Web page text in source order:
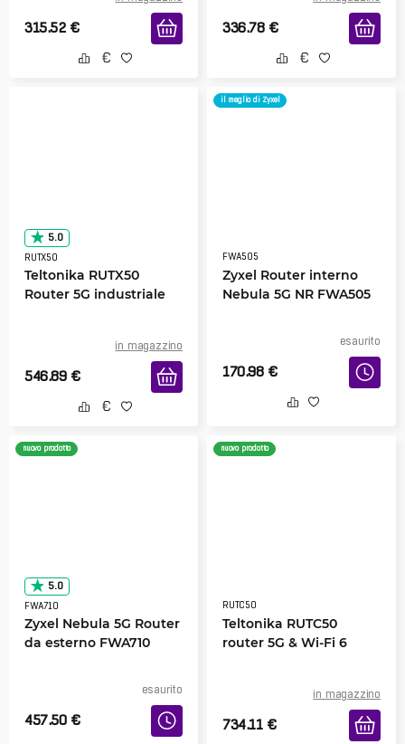
315.52 € 336.78 €
5.0
RUTX50
Teltonika RUTX50
Router 5G industriale
in magazzino
546.89 €
il meglio di Zyxel
FWA505
Zyxel Router interno
Nebula 5G NR FWA505
esaurito
170.98 €
nuovo prodotto
5.0
FWA710
Zyxel Nebula 5G Router
da esterno FWA710
esaurito
457.50 €
nuovo prodotto
RUTC50
Teltonika RUTC50
router 5G & Wi-Fi 6
in magazzino
734.11 €